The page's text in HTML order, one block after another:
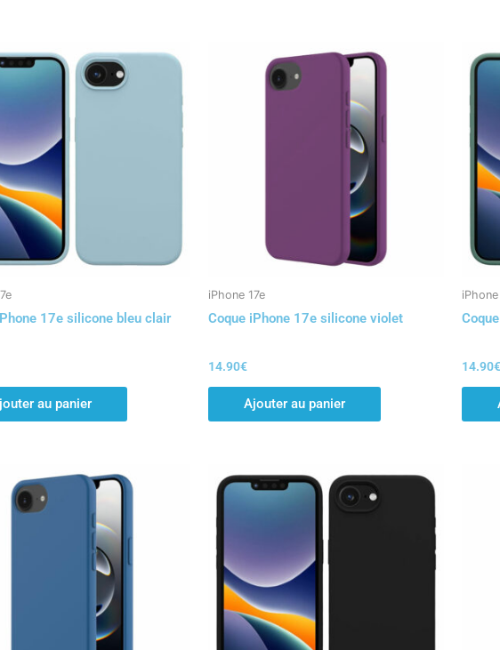
17e silicone bleu clair
au panier
iPhone 17e
Coque iPhone 17e silicone violet
14.90€
Ajouter au panier
iPhone
14.90€